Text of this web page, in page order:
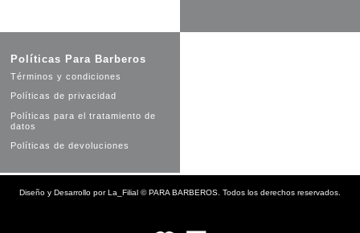
Políticas Para Barberos
Términos y condiciones
Políticas de privacidad
Políticas para el tratamiento de
datos
Políticas de devoluciones
Diseño y Desarrollo porLa_Filial ©PARA BARBEROS. Todos los derechos reservados.